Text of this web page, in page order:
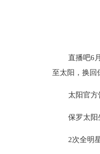
直播吧6
至太阳，换回
太阳官
保罗太阳
2次全明